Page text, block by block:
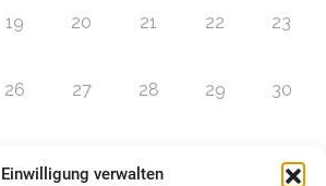
Einwilligung verwalten
19 20 21 22 23
26 27 28 29 30